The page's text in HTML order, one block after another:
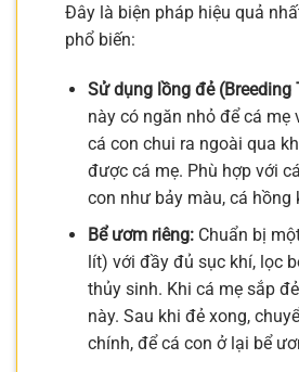
Đây là biện pháp hiệu quả
phổ biến:
Sử dụng lồng đẻ (Breeding
này có ngăn nhỏ để cá mẹ
cá con chui ra ngoài qua
được cá mẹ. Phù hợp với
con như bảy màu, cá hồng
Bể ươm riêng:Chuẩn bị
lít) với đầy đủ sục khí, lọc
thủy sinh. Khi cá mẹ sắp
này. Sau khi đẻ xong,
chính, để cá con ở lại bể